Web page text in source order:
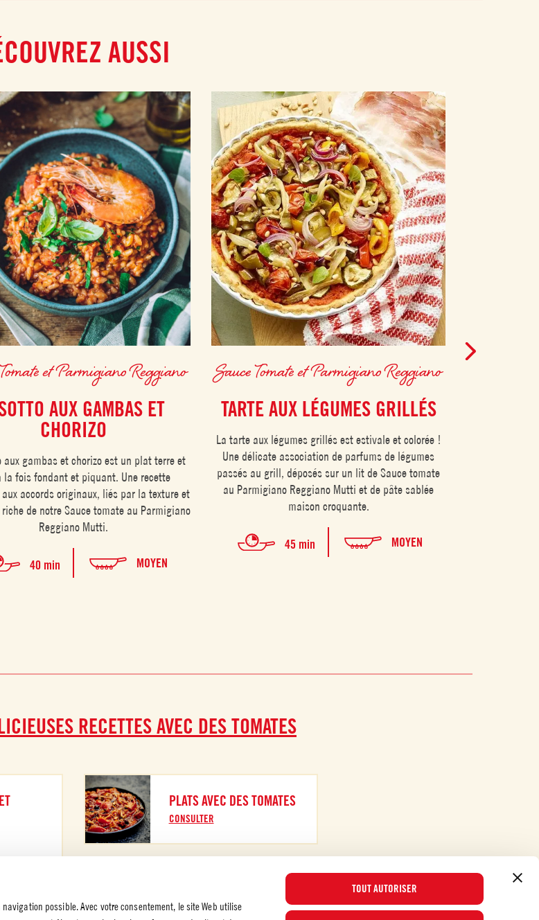
possible. Avec votre consentement, le site Web utilise
TOUT AUTORISER
AUSSI
et Parmigiano Reggiano
AUX GAMBAS ET
CHORIZO
aux gambas et chorizo est un plat terre et
la fois fondant et piquant. Une recette
aux accords originaux, liés par la texture et
de notre Sauce tomate au Parmigiano
Reggiano Mutti.
40 min MOYEN
Sauce Tomate et Parmigiano Reggiano
TARTE AUX LÉGUMES GRILLÉS
La tarte aux légumes grillés est estivale et colorée !
Une délicate association de parfums de légumes
passés au grill, déposés sur un lit de Sauce tomate
au Parmigiano Reggiano Mutti et de pâte sablée
maison croquante.
45 min MOYEN
RECETTES AVEC DES TOMATES
PLATS AVEC DES TOMATES
CONSULTER